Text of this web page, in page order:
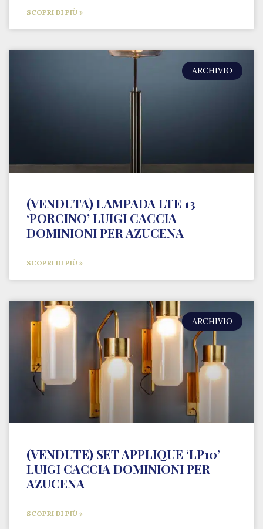
SCOPRI DI PIÙ »
ARCHIVIO
(VENDUTA) LAMPADA LTE 13
‘PORCINO’ LUIGI CACCIA
DOMINIONI PER AZUCENA
SCOPRI DI PIÙ »
ARCHIVIO
(VENDUTE) SET APPLIQUE ‘LP10’
LUIGI CACCIA DOMINIONI PER
AZUCENA
SCOPRI DI PIÙ »